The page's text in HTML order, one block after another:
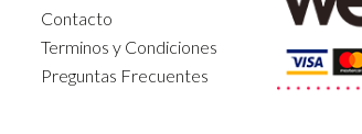
Contacto
Terminos y Condiciones
Preguntas Frecuentes